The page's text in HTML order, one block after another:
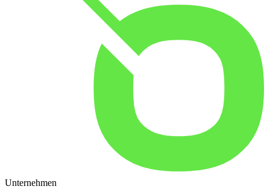
Unternehmen